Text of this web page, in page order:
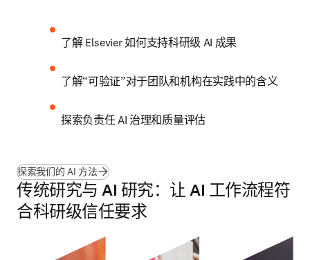
了解 Elsevier 如何支持科研级 AI 成果
了解“可验证”对于团队和机构在实践中的含义
探索负责任 AI 治理和质量评估
探索我们的 AI 方法
传统研究与 AI 研究：让 AI 工作流程符
合科研级信任要求